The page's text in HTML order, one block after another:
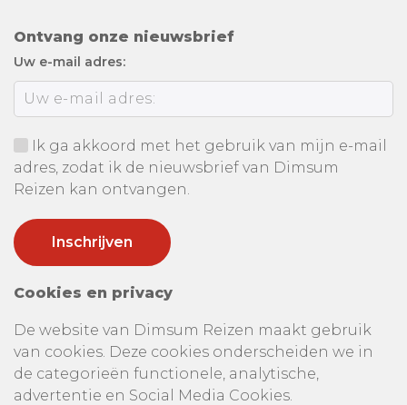
Ontvang onze nieuwsbrief
Uw e-mail adres:
Ik ga akkoord met het gebruik van mijn e-mail
adres, zodat ik de nieuwsbrief van Dimsum
Reizen kan ontvangen.
Cookies en privacy
De website van Dimsum Reizen maakt gebruik
van cookies. Deze cookies onderscheiden we in
de categorieën functionele, analytische,
advertentie en Social Media Cookies.